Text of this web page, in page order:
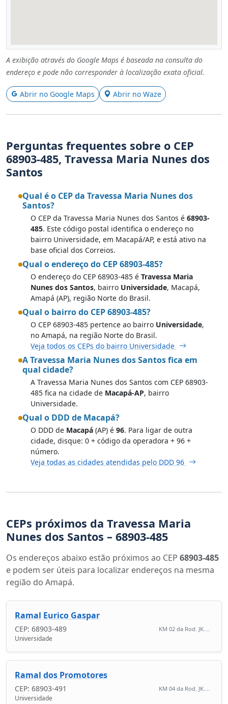
A exibição através do Google Maps é baseada na consulta do
endereço e pode não corresponder à localização exata oficial.
Abrir no Google Maps Abrir no Waze
Perguntas frequentes sobre o CEP
68903-485, Travessa Maria Nunes dos
Santos
Qual é o CEP da Travessa Maria Nunes dos
Santos?
O CEP da Travessa Maria Nunes dos Santos é 68903-
485. Este código postal identifica o endereço no
bairro Universidade, em Macapá/AP, e está ativo na
base oficial dos Correios.
Qual o endereço do CEP 68903-485?
O endereço do CEP 68903-485 é Travessa Maria
Nunes dos Santos, bairro Universidade, Macapá,
Amapá (AP), região Norte do Brasil.
Qual o bairro do CEP 68903-485?
O CEP 68903-485 pertence ao bairro Universidade,
no Amapá, na região Norte do Brasil.
Veja todos os CEPs do bairro Universidade
A Travessa Maria Nunes dos Santos fica em
qual cidade?
A Travessa Maria Nunes dos Santos com CEP 68903-
485 fica na cidade de Macapá-AP, bairro
Universidade.
Qual o DDD de Macapá?
O DDD de Macapá (AP) é 96. Para ligar de outra
cidade, disque: 0 + código da operadora + 96 +
número.
Veja todas as cidades atendidas pelo DDD 96
CEPs próximos da Travessa Maria
Nunes dos Santos – 68903-485
Os endereços abaixo estão próximos ao CEP 68903-485
e podem ser úteis para localizar endereços na mesma
região do Amapá.
Ramal Eurico Gaspar
CEP: 68903-489 KM 02 da Rod. JK....
Universidade
Ramal dos Promotores
CEP: 68903-491 KM 04 da Rod. JK....
Universidade